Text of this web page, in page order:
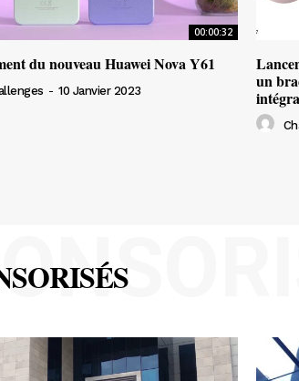
00:00:32
du nouveau Huawei Nova Y61
- 10 Janvier 2023
un